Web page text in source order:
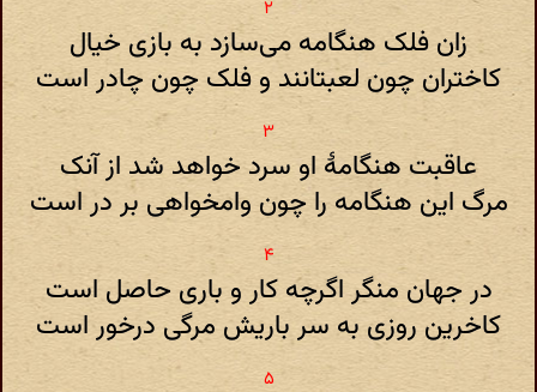
زان فلک هنگامه می‌سازد به بازی خیال
کاختران چون لعبتانند و فلک چون چادر است
عاقبت هنگامهٔ او سرد خواهد شد از آنک
مرگ این هنگامه را چون وامخواهی بر در است
در جهان منگر اگرچه کار و باری حاصل است
کاخرین روزی به سر باریش مرگی درخور است